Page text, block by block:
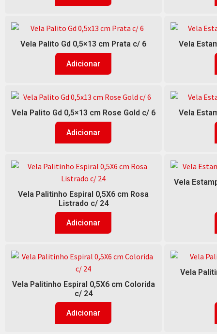
Vela Palito Gd 0,5×13 cm Prata c/ 6
Adicionar
Vela
Vela Palito Gd 0,5×13 cm Rose Gold c/ 6
Adicionar
Vela
Vela Palitinho Espiral 0,5X6 cm Rosa
Listrado c/ 24
Adicionar
Vela
Vela Palitinho Espiral 0,5X6 cm Colorida
c/ 24
Adicionar
Vela